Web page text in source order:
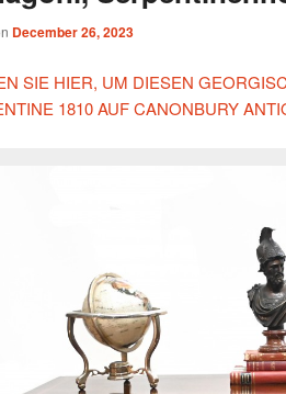
December 26, 2023
SIE HIER, UM DIESEN
1810 AUF CANONBURY